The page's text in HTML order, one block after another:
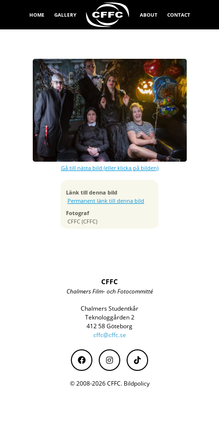
HOME GALLERY ABOUT CONTACT
Gå till nästa bild (eller klicka på bilden)
Länk till denna bild
Permanent länk till denna bild
Fotograf
CFFC (CFFC)
Exponeringstid
1/160 sek
Bländare
f/7.1
Kamera
Canon EOS 7D
Tagen
ISO
100
Brännvidd
35 mm
CFFC
Chalmers Film- och Fotocommitté
Chalmers Studentkår
Teknologgården 2
412 58 Göteborg
cffc@cffc.se
© 2008-2026 CFFC. Bildpolicy